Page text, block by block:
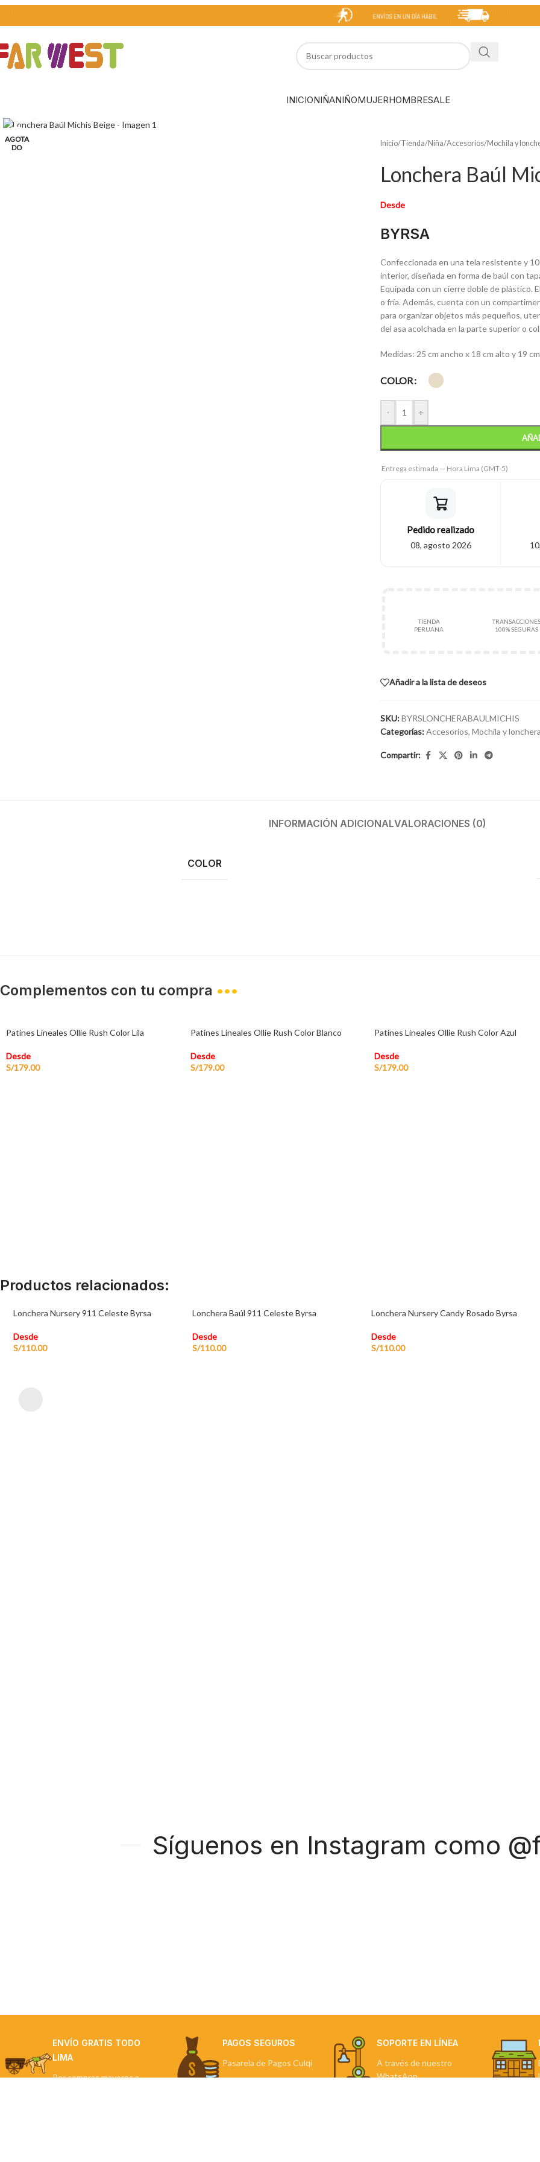
INICIONIÑANIÑOMUJERHOMBRESALE
AGOTA
DO
Inicio/Tienda/Niña/Accesorios/Mochila y
Lonchera Baúl
Desde
BYRSA
Confeccionada en una tela resistente y
interior, diseñada en forma de baúl con
Equipada con un cierre doble de plástico.
o fría. Además, cuenta con un
para organizar objetos más pequeños,
del asa acolchada en la parte superior o
Medidas: 25 cm ancho x 18 cm alto y 19
COLOR
- +
Entrega estimada — Hora Lima (GMT-5)
Pedido realizado
08, agosto 2026
TIENDA
PERUANA
TRANSACCIONES
100% SEGURAS
Añadir a la lista de deseos
SKU:BYRSLONCHERABAULMICHIS
Categorías:Accesorios, Mochila y
Compartir:
INFORMACIÓN ADICIONALVALORACIONES (0)
COLOR
Complementos con tu compra •••
Patines Lineales Ollie Rush Color Lila
Desde
S/179.00
Patines Lineales Ollie Rush Color Blanco
Desde
S/179.00
Patines Lineales Ollie Rush Color Azul
Desde
S/179.00
Productos relacionados:
Lonchera Nursery 911 Celeste Byrsa
Desde
S/110.00
Lonchera Baúl 911 Celeste Byrsa
Desde
S/110.00
Lonchera Nursery Candy Rosado Byrsa
Desde
S/110.00
Síguenos en Instagram como
ENVÍO GRATIS TODO
LIMA
Por compras mayores a
PAGOS SEGUROS
Pasarela de Pagos Culqi
SOPORTE EN LÍNEA
A través de nuestro
WhatsApp.